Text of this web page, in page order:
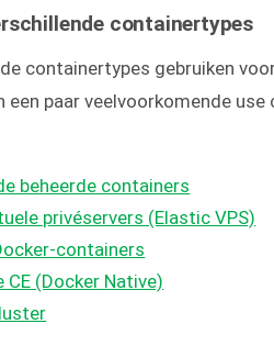
containertypes
containertypes gebruiken
een paar veelvoorkomende
beheerde containers
privéservers (Elastic VPS)
containers
CE (Docker Native)